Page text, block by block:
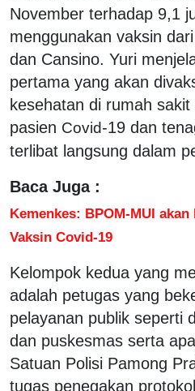
November terhadap 9,1
menggunakan vaksin
dan Cansino. Yuri
pertama yang akan
kesehatan di rumah
pasien Covid-19 dan
terlibat langsung dalam
Baca Juga :
Kemenkes: BPOM-MUI
Vaksin Covid-19
Kelompok kedua yang
adalah petugas yang
pelayanan publik seperti
dan puskesmas serta
Satuan Polisi Pamong
tugas penegakan